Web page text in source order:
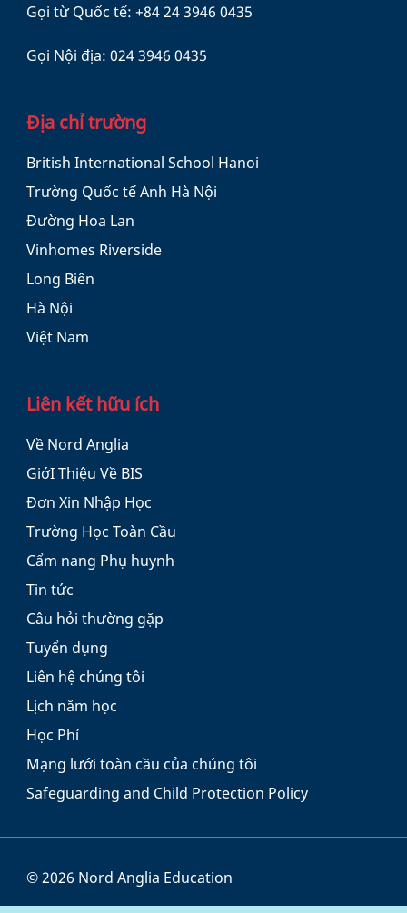
Gọi từ Quốc tế:+84 24 3946 0435
Gọi Nội địa:024 3946 0435
Địa chỉ trường
British International School Hanoi
Trường Quốc tế Anh Hà Nội
Đường Hoa Lan
Vinhomes Riverside
Long Biên
Hà Nội
Việt Nam
Liên kết hữu ích
Về Nord Anglia
GiớI Thiệu Về BIS
Đơn Xin Nhập Học
Trường Học Toàn Cầu
Cẩm nang Phụ huynh
Tin tức
Câu hỏi thường gặp
Tuyển dụng
Liên hệ chúng tôi
Lịch năm học
Học Phí
Mạng lưới toàn cầu của chúng tôi
Safeguarding and Child Protection Policy
© 2026 Nord Anglia Education